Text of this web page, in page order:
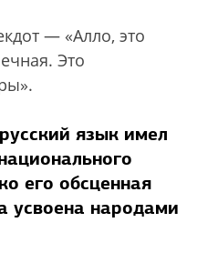
— «Алло, это
Это
язык имел
его обсценная
усвоена народами